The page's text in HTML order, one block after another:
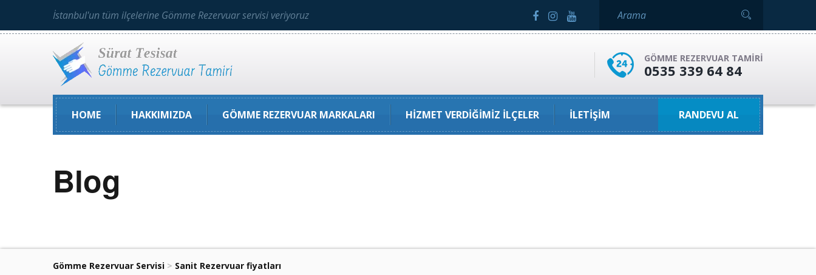
İstanbul'un tüm ilçelerine Gömme Rezervuar servisi veriyoruz
GÖMME REZERVUAR TAMIRI
0535 339 64 84
HOME HAKKIMIZDA GÖMME REZERVUAR MARKALARI HIZMET VERDIĞIMIZ İLÇELER İLETIŞIM RANDEVU AL
Blog
Gömme Rezervuar Servisi > Sanit Rezervuar fiyatları